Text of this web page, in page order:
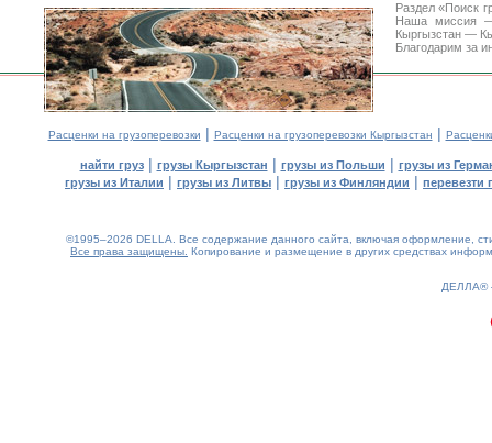
Раздел «Поиск
Наша миссия —
Кыргызстан —
Благодарим за
Расценки на грузоперевозки | Расценки на грузоперевозки Кыргызстан |
найти груз| грузы Кыргызстан | грузы из Польши | грузы из
грузы из Италии | грузы из Литвы | грузы из Финляндии | перевезти
©1995–2026 DELLA. Все содержание данного сайта, включая оформление,
Все права защищены. Копирование и размещение в других средствах